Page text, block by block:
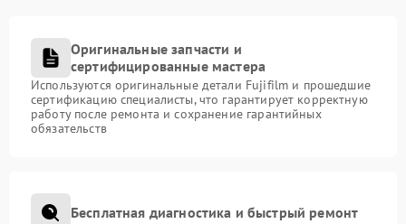
Оригинальные запчасти и
сертифицированные мастера
Используются оригинальные детали Fujifilm и прошедшие
сертификацию специалисты, что гарантирует корректную
работу после ремонта и сохранение гарантийных
обязательств
Бесплатная диагностика и быстрый ремонт